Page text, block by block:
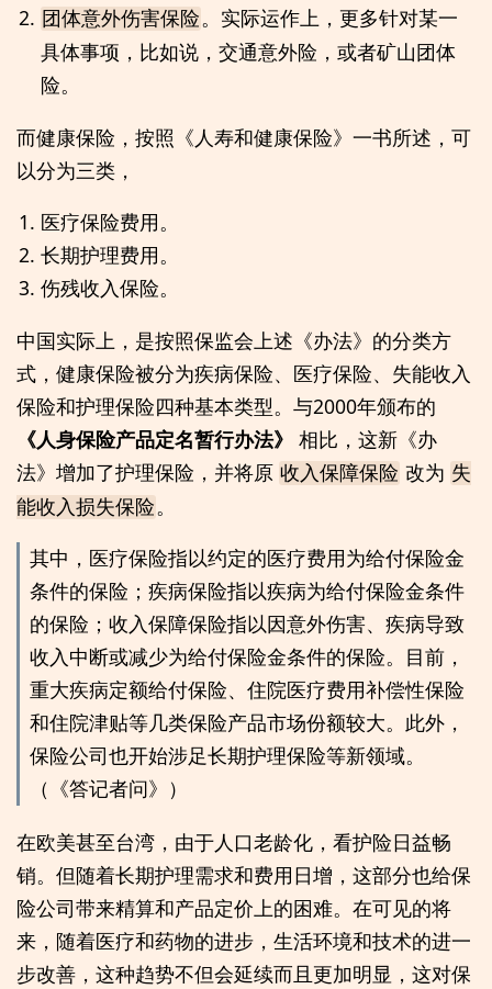
团体意外伤害保险。实际运作上，更多针对某一
具体事项，比如说，交通意外险，或者矿山团体
险。
而健康保险，按照《人寿和健康保险》一书所述，可
以分为三类，
医疗保险费用。
长期护理费用。
伤残收入保险。
中国实际上，是按照保监会上述《办法》的分类方
式，健康保险被分为疾病保险、医疗保险、失能收入
保险和护理保险四种基本类型。与2000年颁布的
《人身保险产品定名暂行办法》 相比，这新《办
法》增加了护理保险，并将原 收入保障保险 改为 失
能收入损失保险。
其中，医疗保险指以约定的医疗费用为给付保险金
条件的保险；疾病保险指以疾病为给付保险金条件
的保险；收入保障保险指以因意外伤害、疾病导致
收入中断或减少为给付保险金条件的保险。目前，
重大疾病定额给付保险、住院医疗费用补偿性保险
和住院津贴等几类保险产品市场份额较大。此外，
保险公司也开始涉足长期护理保险等新领域。
（《答记者问》）
在欧美甚至台湾，由于人口老龄化，看护险日益畅
销。但随着长期护理需求和费用日增，这部分也给保
险公司带来精算和产品定价上的困难。在可见的将
来，随着医疗和药物的进步，生活环境和技术的进一
步改善，这种趋势不但会延续而且更加明显，这对保